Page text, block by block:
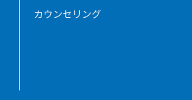
カウンセリング